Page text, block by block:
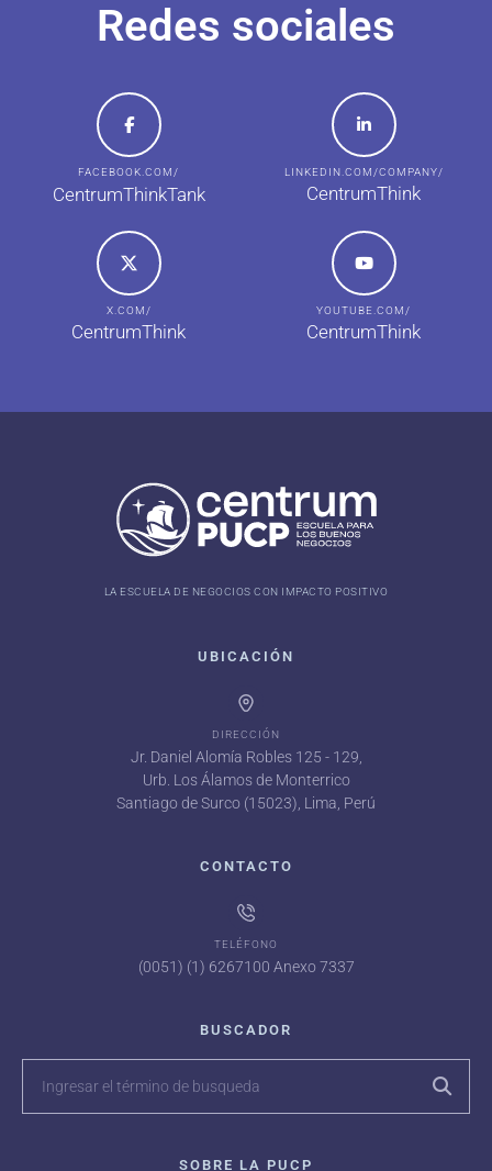
Redes sociales
FACEBOOK.COM/
CentrumThinkTank
LINKEDIN.COM/COMPANY/
CentrumThink
X.COM/
CentrumThink
YOUTUBE.COM/
CentrumThink
LA ESCUELA DE NEGOCIOS CON IMPACTO POSITIVO
UBICACIÓN
DIRECCIÓN
Jr. Daniel Alomía Robles 125 - 129,
Urb. Los Álamos de Monterrico
Santiago de Surco (15023), Lima, Perú
CONTACTO
TELÉFONO
(0051) (1) 6267100 Anexo 7337
BUSCADOR
SOBRE LA PUCP